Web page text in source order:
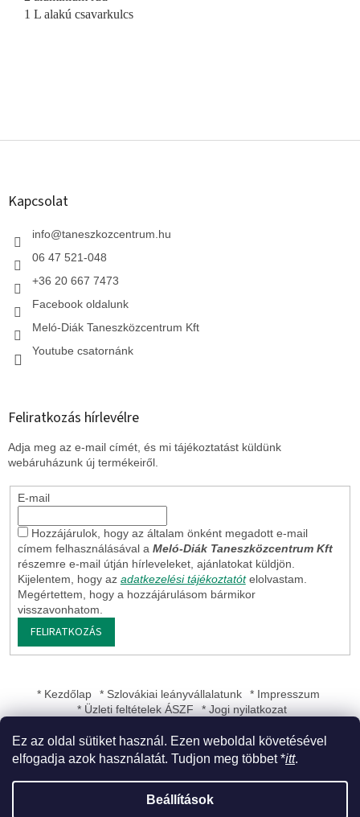
Ez az oldal sütiket használ. Ezen weboldal követésével
elfogadja azok használatát. Tudjon meg többet *itt.
Beállítások
1 L alakú csavarkulcs
L
Kapcsolat
info@taneszkozcentrum.hu
06 47 521-048
+36 20 667 7473
Facebook oldalunk
Meló-Diák Taneszközcentrum Kft
Youtube csatornánk
Feliratkozás hírlevélre
Adja meg az e-mail címét, és mi tájékoztatást küldünk
webáruházunk új termékeiről.
E-mail
Hozzájárulok, hogy az általam önként megadott e-mail
címem felhasználásával a Meló-Diák Taneszközcentrum Kft
részemre e-mail útján hírleveleket, ajánlatokat küldjön.
Kijelentem, hogy az adatkezelési tájékoztatót elolvastam.
Megértettem, hogy a hozzájárulásom bármikor
visszavonhatom.
FELIRATKOZÁS
* Kezdőlap * Szlovákiai leányvállalatunk
* Impresszum
* Üzleti feltételek ÁSZF
* Jogi nyilatkozat